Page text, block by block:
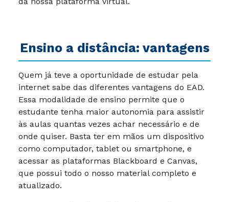
Ensino a distância: vantagens
Quem já teve a oportunidade de estudar pela
internet sabe das diferentes vantagens do EAD.
Essa modalidade de ensino permite que o
estudante tenha maior autonomia para assistir
às aulas quantas vezes achar necessário e de
onde quiser. Basta ter em mãos um dispositivo
como computador, tablet ou smartphone, e
acessar as plataformas Blackboard e Canvas,
que possui todo o nosso material completo e
atualizado.